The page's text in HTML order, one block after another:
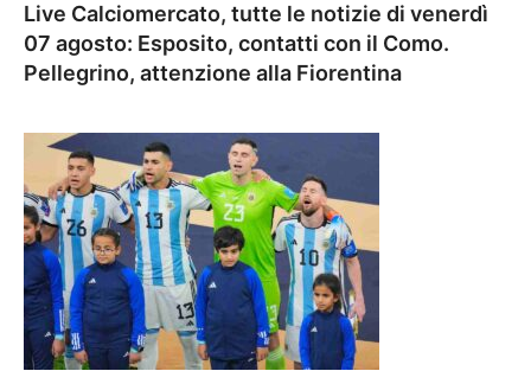
Live Calciomercato, tutte le notizie di venerdì
07 agosto: Esposito, contatti con il Como.
Pellegrino, attenzione alla Fiorentina